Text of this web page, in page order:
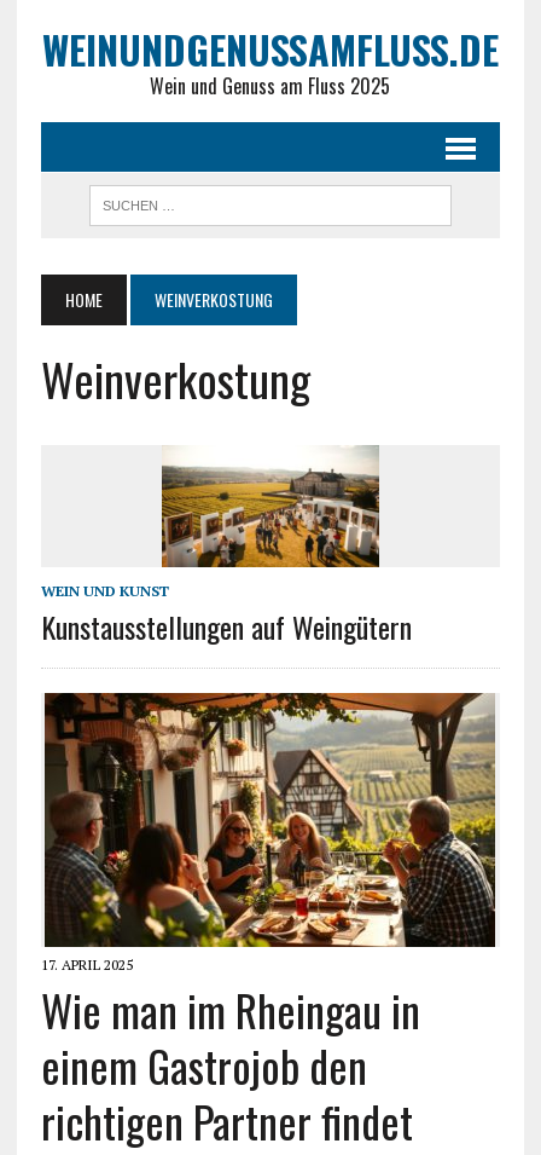
WEINUNDGENUSSAMFLUSS.DE
Wein und Genuss am Fluss 2025
HOME WEINVERKOSTUNG
Weinverkostung
WEIN UND KUNST
Kunstausstellungen auf Weingütern
17. APRIL 2025
Wie man im Rheingau in
einem Gastrojob den
richtigen Partner findet